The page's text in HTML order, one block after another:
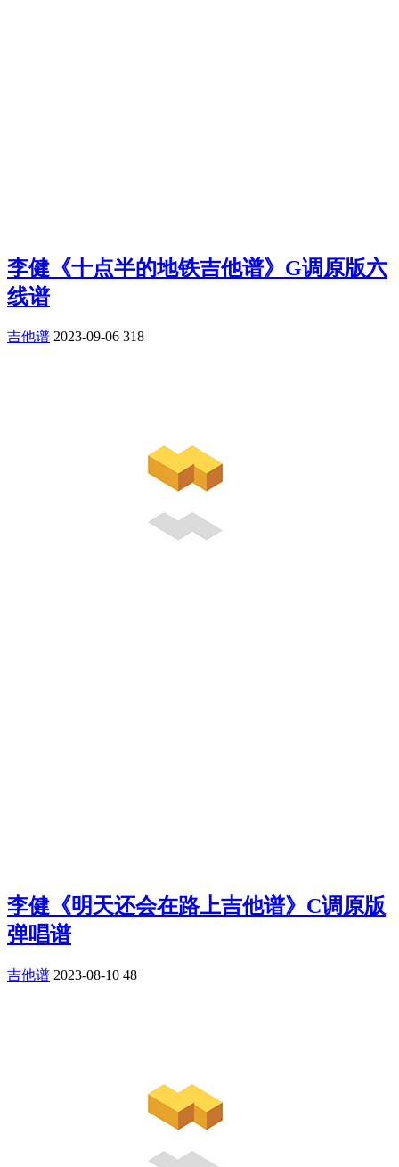
李健《十点半的地铁吉他谱》G调原版六
线谱
吉他谱 2023-09-06 318
李健《明天还会在路上吉他谱》C调原版
弹唱谱
吉他谱 2023-08-10 48